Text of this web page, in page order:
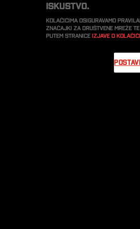
iskustvo.
Kolačićima osiguravamo
značajki za društvene mreže
putem stranice Izjave o